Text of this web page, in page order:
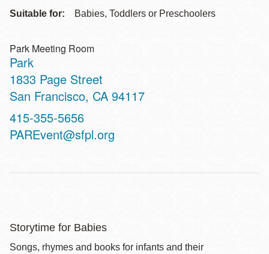
Suitable for: Babies, Toddlers or Preschoolers
Park Meeting Room
Park
Address
1833 Page Street
San Francisco, CA 94117
Contact
Telephone
415-355-5656
PAREvent@sfpl.org
Storytime for Babies
Songs, rhymes and books for infants and their